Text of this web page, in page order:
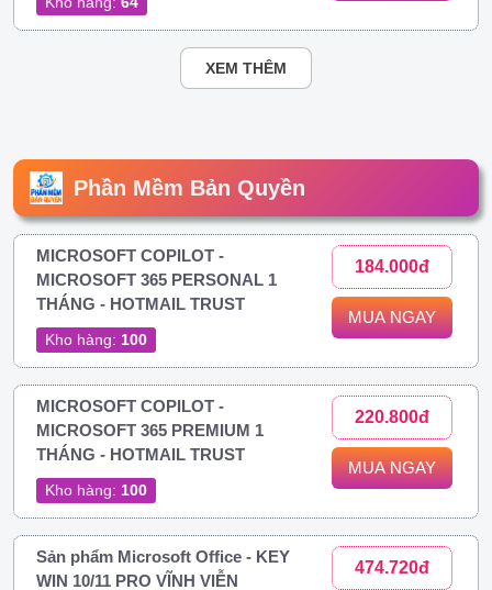
XEM THÊM
Phần Mềm Bản Quyền
MICROSOFT COPILOT -
MICROSOFT 365 PERSONAL 1
THÁNG - HOTMAIL TRUST
Kho hàng: 100
184.000đ
MUA NGAY
MICROSOFT COPILOT -
MICROSOFT 365 PREMIUM 1
THÁNG - HOTMAIL TRUST
Kho hàng: 100
220.800đ
MUA NGAY
Sản phẩm Microsoft Office - KEY
WIN 10/11 PRO VĨNH VIỄN
474.720đ